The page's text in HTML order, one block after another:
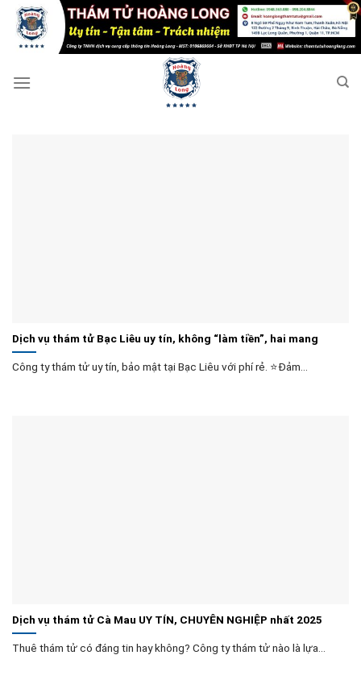
qua
Dịch vụ thám tử Bạc Liêu uy tín, không “làm tiền”, hai mang
Công ty thám tử uy tín, bảo mật tại Bạc Liêu với phí rẻ. ⭐Đảm...
Dịch vụ thám tử Cà Mau UY TÍN, CHUYÊN NGHIỆP nhất 2025
Thuê thám tử có đáng tin hay không? Công ty thám tử nào là lựa...